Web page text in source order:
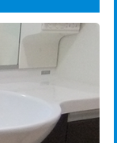
場見積
円
円
円
円
円